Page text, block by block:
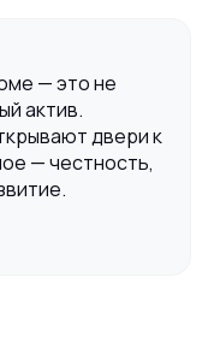
— это не
актив.
двери к
— честность,